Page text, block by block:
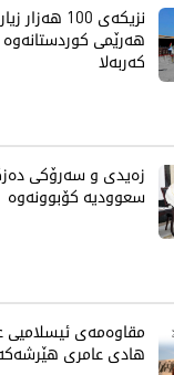
نزیکەی 100
هەرێمی
کەربەلا
زەیدی و سەرۆکی
سعوودیە کۆبوونەوە
مقاوەمەی ئیسلامیی
هادی عامری